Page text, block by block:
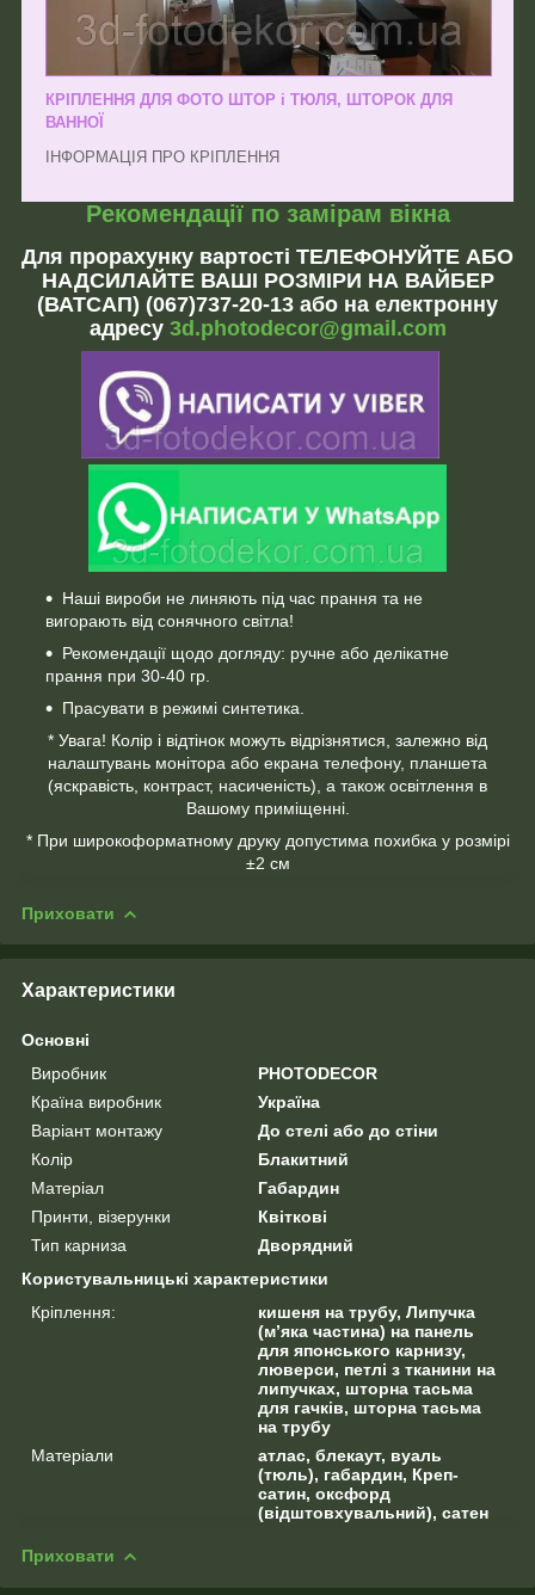
КРІПЛЕННЯ ДЛЯ ФОТО ШТОР і ТЮЛЯ, ШТОРОК ДЛЯ
ВАННОЇ
ІНФОРМАЦІЯ ПРО КРІПЛЕННЯ
Рекомендації по замірам вікна
Для прорахунку вартості ТЕЛЕФОНУЙТЕ АБО
НАДСИЛАЙТЕ ВАШІ РОЗМІРИ НА ВАЙБЕР
(ВАТСАП) (067)737-20-13 або на електронну
адресу 3d.photodecor@gmail.com
Наші вироби не линяють під час прання та не
вигорають від сонячного світла!
Рекомендації щодо догляду: ручне або делікатне
прання при 30-40 гр.
Прасувати в режимі синтетика.
* Увага! Колір і відтінок можуть відрізнятися, залежно від
налаштувань монітора або екрана телефону, планшета
(яскравість, контраст, насиченість), а також освітлення в
Вашому приміщенні.
* При широкоформатному друку допустима похибка у розмірі
±2 см
Приховати
Характеристики
Основні
Виробник
PHOTODECOR
Країна виробник
Україна
Варіант монтажу
До стелі або до стіни
Колір
Блакитний
Матеріал
Габардин
Принти, візерунки
Квіткові
Тип карниза
Дворядний
Користувальницькі характеристики
Кріплення:
кишеня на трубу, Липучка
(м’яка частина) на панель
для японського карнизу,
люверси, петлі з тканини на
липучках, шторна тасьма
для гачків, шторна тасьма
на трубу
Матеріали
атлас, блекаут, вуаль
(тюль), габардин, Креп-
сатин, оксфорд
(відштовхувальний), сатен
Приховати